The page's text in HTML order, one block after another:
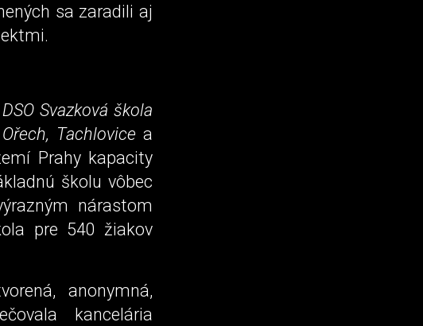
sa zaradili aj
DSO Svazková škola
Tachlovice a
Prahy kapacity
školu vôbec
nárastom
pre 540 žiakov
anonymná,
kancelária